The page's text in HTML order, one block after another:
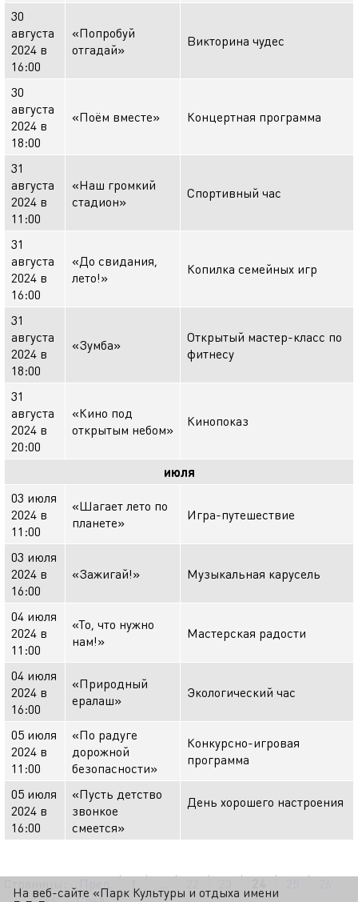
30
августа
2024 в
16:00
«Попробуй
отгадай»
Викторина чудес
30
августа
2024 в
18:00
«Поём вместе» Концертная программа
31
августа
2024 в
11:00
«Наш громкий
стадион»
Спортивный час
31
августа
2024 в
16:00
«До свидания,
лето!»
Копилка семейных игр
31
августа
2024 в
18:00
«Зумба»
Открытый мастер-класс по
фитнесу
31
августа
2024 в
20:00
«Кино под
открытым небом»
Кинопоказ
июля
03 июля
2024 в
11:00
«Шагает лето по
планете»
Игра-путешествие
03 июля
2024 в
16:00
«Зажигай!» Музыкальная карусель
04 июля
2024 в
11:00
«То, что нужно
нам!»
Мастерская радости
04 июля
2024 в
16:00
«Природный
ералаш»
Экологический час
05 июля
2024 в
11:00
«По радуге
дорожной
безопасности»
Конкурсно-игровая
программа
05 июля
2024 в
16:00
«Пусть детство
звонкое
смеется»
День хорошего настроения
На веб-сайте «Парк Культуры и отдыха имени